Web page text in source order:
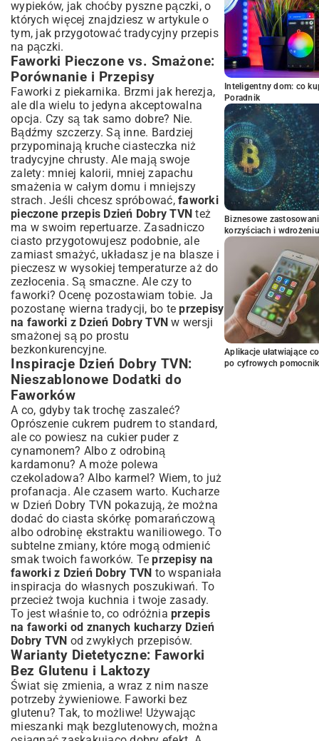
wypieków, jak choćby pyszne pączki, o
których więcej znajdziesz w artykule o
tym, jak przygotowaćtradycyjny przepis
na pączki.
Faworki Pieczone vs. Smażone:
Porównanie i Przepisy
Faworki z piekarnika. Brzmi jak herezja,
ale dla wielu to jedyna akceptowalna
opcja. Czy są tak samo dobre? Nie.
Bądźmy szczerzy. Są inne. Bardziej
przypominają kruche ciasteczka niż
tradycyjne chrusty. Ale mają swoje
zalety: mniej kalorii, mniej zapachu
smażenia w całym domu i mniejszy
strach. Jeśli chcesz spróbować, faworki
pieczone przepis Dzień Dobry TVN też
ma w swoim repertuarze. Zasadniczo
ciasto przygotowujesz podobnie, ale
zamiast smażyć, układasz je na blasze i
pieczesz w wysokiej temperaturze aż do
zezłocenia. Są smaczne. Ale czy to
faworki? Ocenę pozostawiam tobie. Ja
pozostanę wierna tradycji, bo teprzepisy
na faworki z Dzień Dobry TVN w wersji
smażonej są po prostu
bezkonkurencyjne.
Inspiracje Dzień Dobry TVN:
Nieszablonowe Dodatki do
Faworków
A co, gdyby tak trochę zaszaleć?
Oprószenie cukrem pudrem to standard,
ale co powiesz na cukier puder z
cynamonem? Albo z odrobiną
kardamonu? A może polewa
czekoladowa? Albo karmel? Wiem, to już
profanacja. Ale czasem warto. Kucharze
w Dzień Dobry TVN pokazują, że można
dodać do ciasta skórkę pomarańczową
albo odrobinę ekstraktu waniliowego. To
subtelne zmiany, które mogą odmienić
smak twoich faworków. Teprzepisy na
faworki z Dzień Dobry TVN to wspaniała
inspiracja do własnych poszukiwań. To
przecież twoja kuchnia i twoje zasady.
To jest właśnie to, co odróżnia przepis
na faworki od znanych kucharzy Dzień
Dobry TVN od zwykłych przepisów.
Warianty Dietetyczne: Faworki
Bez Glutenu i Laktozy
Świat się zmienia, a wraz z nim nasze
potrzeby żywieniowe. Faworki bez
glutenu? Tak, to możliwe! Używając
mieszanki mąk bezglutenowych, można
Inteligentny dom: co
Poradnik
Biznesowe
korzyściach i wdrożeniu
Aplikacje ułatwiające
po cyfrowych